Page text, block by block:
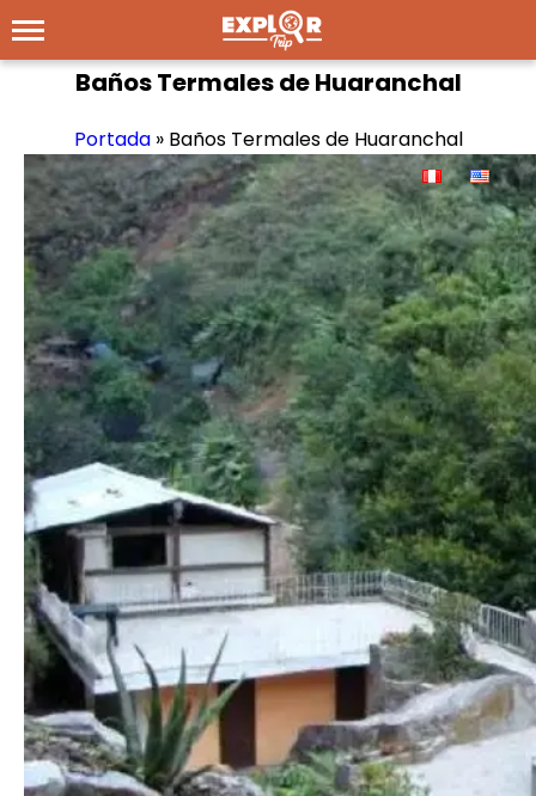
Baños Termales de Huaranchal
Portada» Baños Termales de Huaranchal